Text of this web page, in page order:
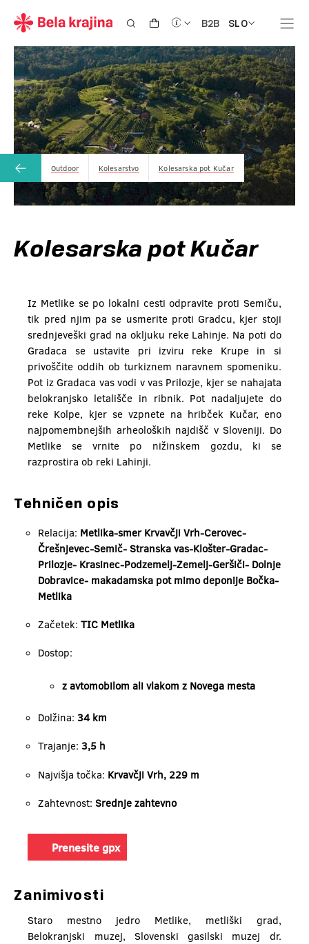
B2B SLO
Outdoor Kolesarstvo Kolesarska pot Kučar
Kolesarska pot Kučar
Iz Metlike se po lokalni cesti odpravite proti Semiču,
tik pred njim pa se usmerite proti Gradcu, kjer stoji
srednjeveški grad na okljuku reke Lahinje. Na poti do
Gradaca se ustavite pri izviru reke Krupe in si
privoščite oddih ob turkiznem naravnem spomeniku.
Pot iz Gradaca vas vodi v vas Prilozje, kjer se nahajata
belokranjsko letališče in ribnik. Pot nadaljujete do
reke Kolpe, kjer se vzpnete na hribček Kučar, eno
najpomembnejših arheoloških najdišč v Sloveniji. Do
Metlike se vrnite po nižinskem gozdu, ki se
razprostira ob reki Lahinji.
Tehničen opis
Relacija: Metlika-smer Krvavčji Vrh-Cerovec-
Črešnjevec-Semič- Stranska vas-Klošter-Gradac-
Prilozje- Krasinec-Podzemelj-Zemelj-Geršiči- Dolnje
Dobravice- makadamska pot mimo deponije Bočka-
Metlika
Začetek:TIC Metlika
Dostop:
z avtomobilom ali vlakom z Novega mesta
Dolžina:34 km
Trajanje:3,5 h
Najvišja točka: Krvavčji Vrh, 229 m
Zahtevnost:Srednje zahtevno
Prenesite gpx
Zanimivosti
Staro mestno jedro Metlike, metliški grad,
Belokranjski muzej, Slovenski gasilski muzej dr.